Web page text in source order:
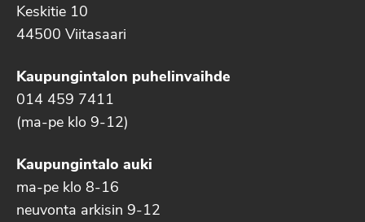
Keskitie 10
44500 Viitasaari
Kaupungintalon puhelinvaihde
014 459 7411
(ma-pe klo 9-12)
Kaupungintalo auki
ma-pe klo 8-16
neuvonta arkisin 9-12